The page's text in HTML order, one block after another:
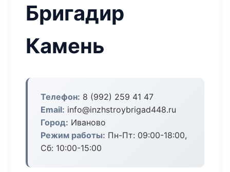
Бригадир
Камень
Телефон: 8 (992) 259 41 47
Email: info@inzhstroybrigad448.ru
Город: Иваново
Режим работы: Пн-Пт: 09:00-18:00,
Сб: 10:00-15:00